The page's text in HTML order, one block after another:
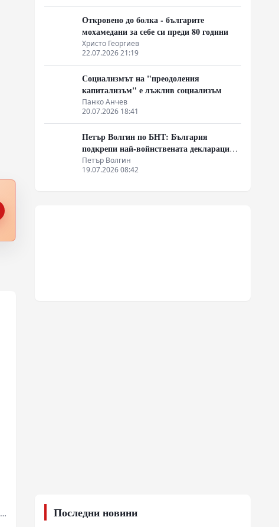
Откровено до болка - българите
мохамедани за себе си преди 80 години
Христо Георгиев
22.07.2026 21:19
Социализмът на "преодоления
капитализъм" е лъжлив социализъм
Панко Анчев
20.07.2026 18:41
Петър Волгин по БНТ: България
подкрепи най-войнствената декларация,
която някога съм чел
Петър Волгин
19.07.2026 08:42
Последни новини